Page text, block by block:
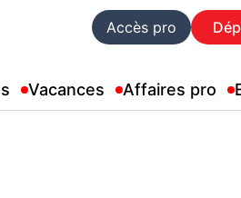
Accès pro
Vacances Affaires pro